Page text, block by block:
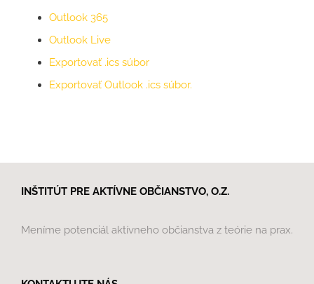
Outlook 365
Outlook Live
Exportovať .ics súbor
Exportovať Outlook .ics súbor.
INŠTITÚT PRE AKTÍVNE OBČIANSTVO, O.Z.
Meníme potenciál aktívneho občianstva z teórie na prax.